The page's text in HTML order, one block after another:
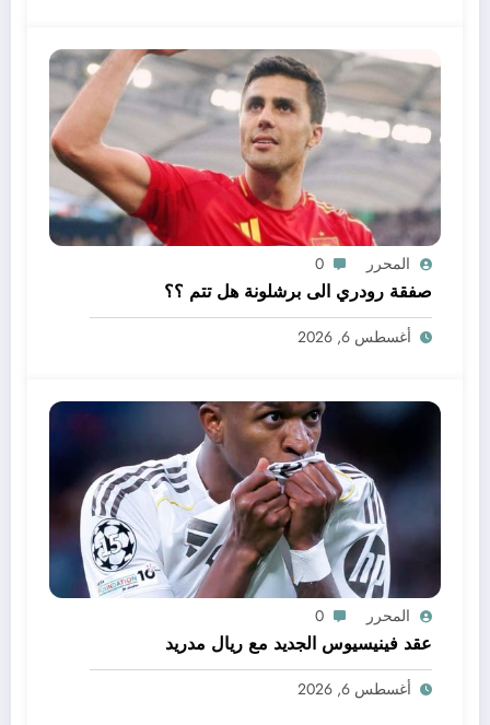
المحرر 0
صفقة رودري الى برشلونة هل تتم ؟؟
أغسطس 6, 2026
المحرر 0
عقد فينيسيوس الجديد مع ريال مدريد
أغسطس 6, 2026